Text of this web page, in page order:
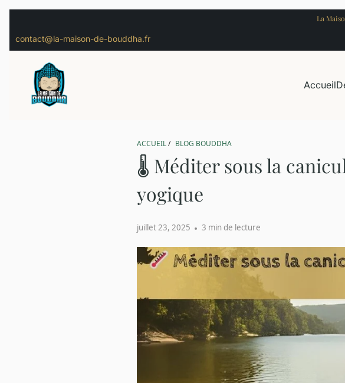
La
contact@la-maison-de-bouddha.fr
Accueil
ACCUEIL/ BLOG BOUDDHA
🌡️ Méditer sous la
yogique
juillet 23, 2025 3 min de lecture